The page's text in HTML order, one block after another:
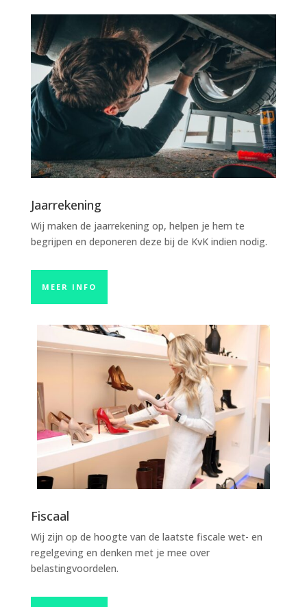
Jaarrekening
Wij maken de jaarrekening op, helpen je hem te
begrijpen en deponeren deze bij de KvK indien nodig.
MEER INFO
Fiscaal
Wij zijn op de hoogte van de laatste fiscale wet- en
regelgeving en denken met je mee over
belastingvoordelen.